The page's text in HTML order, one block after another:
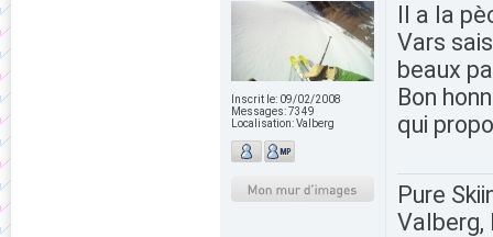
Inscrit le: 09/02/2008
Messages:7349
Localisation:Valberg
Il a la
Vars
beaux
Bon
qui
Pure
Valberg,